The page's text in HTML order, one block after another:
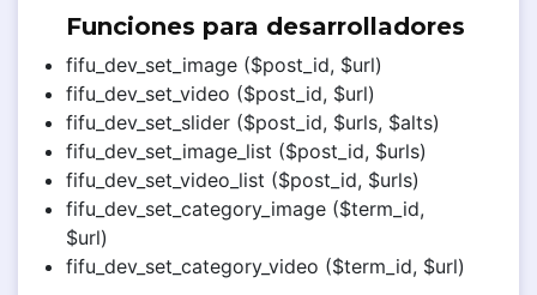
Funciones para desarrolladores
fifu_dev_set_image ($post_id, $url)
fifu_dev_set_video ($post_id, $url)
fifu_dev_set_slider ($post_id, $urls, $alts)
fifu_dev_set_image_list ($post_id, $urls)
fifu_dev_set_video_list ($post_id, $urls)
fifu_dev_set_category_image ($term_id,
$url)
fifu_dev_set_category_video ($term_id, $url)